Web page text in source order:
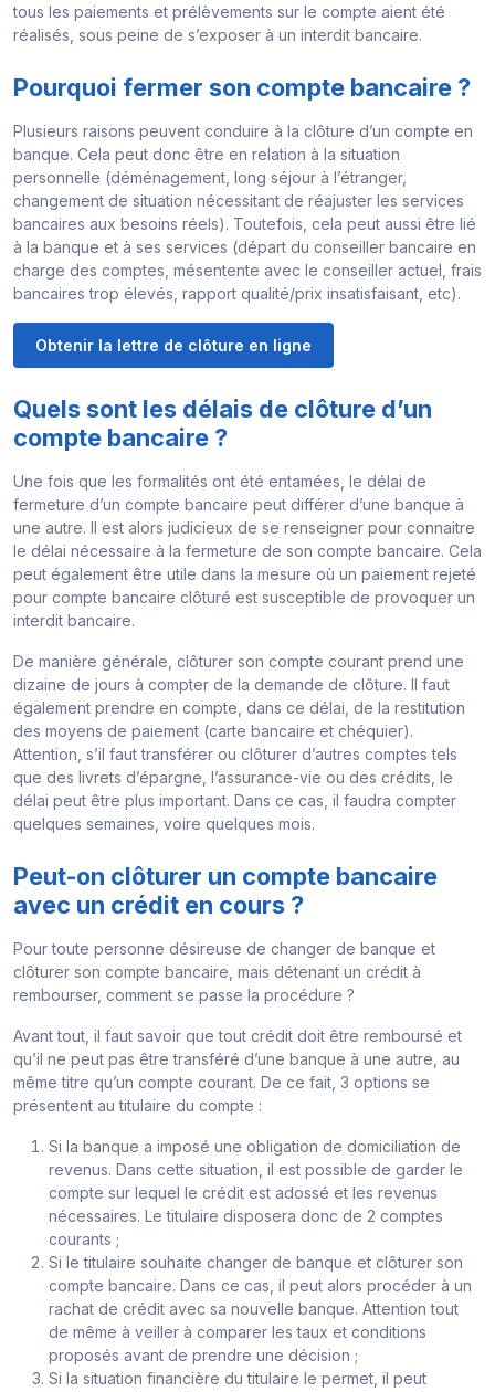
tous les paiements et prélèvements sur le compte aient été
réalisés, sous peine de s’exposer à un interdit bancaire.
Pourquoi fermer son compte bancaire ?
Plusieurs raisons peuvent conduire à la clôture d’un compte en
banque. Cela peut donc être en relation à la situation
personnelle (déménagement, long séjour à l’étranger,
changement de situation nécessitant de réajuster les services
bancaires aux besoins réels). Toutefois, cela peut aussi être lié
à la banque et à ses services (départ du conseiller bancaire en
charge des comptes, mésentente avec le conseiller actuel, frais
bancaires trop élevés, rapport qualité/prix insatisfaisant, etc).
Obtenir la lettre de clôture en ligne
Quels sont les délais de clôture d’un
compte bancaire ?
Une fois que les formalités ont été entamées, le délai de
fermeture d’un compte bancaire peut différer d’une banque à
une autre. Il est alors judicieux de se renseigner pour connaitre
le délai nécessaire à la fermeture de son compte bancaire. Cela
peut également être utile dans la mesure où un paiement rejeté
pour compte bancaire clôturé est susceptible de provoquer un
interdit bancaire.
De manière générale, clôturer son compte courant prend une
dizaine de jours à compter de la demande de clôture. Il faut
également prendre en compte, dans ce délai, de la restitution
des moyens de paiement (carte bancaire et chéquier).
Attention, s’il faut transférer ou clôturer d’autres comptes tels
que des livrets d’épargne, l’assurance-vie ou des crédits, le
délai peut être plus important. Dans ce cas, il faudra compter
quelques semaines, voire quelques mois.
Peut-on clôturer un compte bancaire
avec un crédit en cours ?
Pour toute personne désireuse de changer de banque et
clôturer son compte bancaire, mais détenant un crédit à
rembourser, comment se passe la procédure ?
Avant tout, il faut savoir que tout crédit doit être remboursé et
qu’il ne peut pas être transféré d’une banque à une autre, au
même titre qu’un compte courant. De ce fait, 3 options se
présentent au titulaire du compte :
Si la banque a imposé une obligation de domiciliation de
revenus. Dans cette situation, il est possible de garder le
compte sur lequel le crédit est adossé et les revenus
nécessaires. Le titulaire disposera donc de 2 comptes
courants ;
Si le titulaire souhaite changer de banque et clôturer son
compte bancaire. Dans ce cas, il peut alors procéder à un
rachat de crédit avec sa nouvelle banque. Attention tout
de même à veiller à comparer les taux et conditions
proposés avant de prendre une décision ;
Si la situation financière du titulaire le permet, il peut